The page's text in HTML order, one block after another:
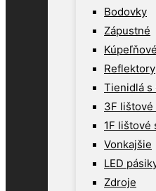
Bodovky
Zápustné
Kúpeľňové
Reflektory
Tienidlá s
3F
1F lištové
Vonkajšie
LED
Zdroje